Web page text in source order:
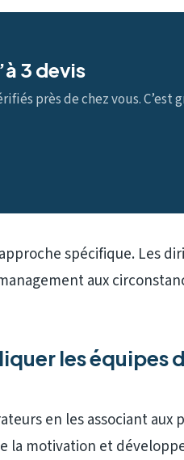
3 devis
près de chez vous. C’est
spécifique. Les
aux
les équipes
en les associant aux
la motivation et